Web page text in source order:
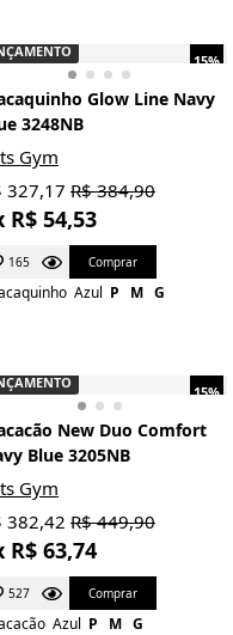
15%
Glow Line Navy
3248NB
Gym
327,17 R$ 384,90
R$ 54,53
165 Comprar
Azul P M G
15%
New Duo Comfort
Blue 3205NB
Gym
382,42 R$ 449,90
R$ 63,74
527 Comprar
Azul P M G